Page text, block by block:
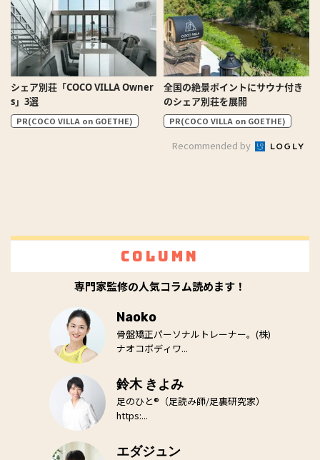
シェア別荘「COCO VILLA Owner
s」3選
PR(COCO VILLA on GOETHE)
全国の絶景ポイントにサウナ付き
のシェア別荘を展開
PR(COCO VILLA on GOETHE)
Recommended by
Column
専門家監修の人気コラム読めます！
Naoko
骨盤矯正パーソナルトレーナー。(株)
ナオコボディワ...
鈴木 きよみ
足のひと®（足読み師/足裏研究家）
https:...
エダジュン